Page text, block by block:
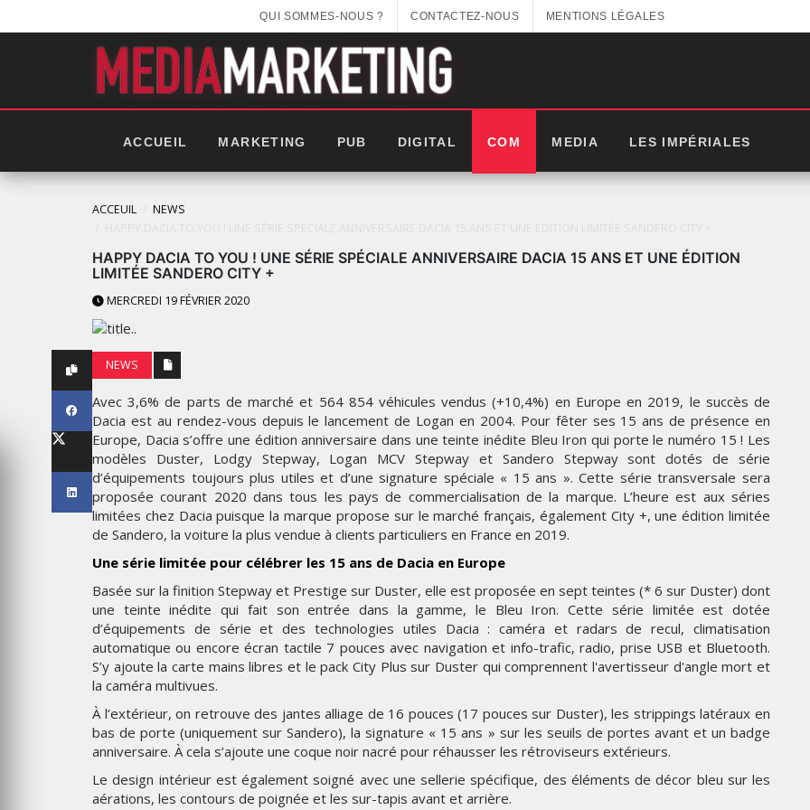
QUI SOMMES-NOUS ? CONTACTEZ-NOUS MENTIONS LÉGALES
ACCUEIL MARKETING PUB DIGITAL COM MEDIA LES IMPÉRIALES
ACCEUIL
NEWS
HAPPY DACIA TO YOU ! UNE SÉRIE SPÉCIALE ANNIVERSAIRE DACIA 15 ANS ET UNE ÉDITION
LIMITÉE SANDERO CITY +
MERCREDI 19 FÉVRIER 2020
NEWS
Avec 3,6% de parts de marché et 564 854 véhicules vendus (+10,4%) en Europe en 2019, le succès de
Dacia est au rendez-vous depuis le lancement de Logan en 2004. Pour fêter ses 15 ans de présence en
Europe, Dacia s’offre une édition anniversaire dans une teinte inédite Bleu Iron qui porte le numéro 15 ! Les
modèles Duster, Lodgy Stepway, Logan MCV Stepway et Sandero Stepway sont dotés de série
d’équipements toujours plus utiles et d’une signature spéciale « 15 ans ». Cette série transversale sera
proposée courant 2020 dans tous les pays de commercialisation de la marque. L’heure est aux séries
limitées chez Dacia puisque la marque propose sur le marché français, également City +, une édition limitée
de Sandero, la voiture la plus vendue à clients particuliers en France en 2019.
Une série limitée pour célébrer les 15 ans de Dacia en Europe
Basée sur la finition Stepway et Prestige sur Duster, elle est proposée en sept teintes (* 6 sur Duster) dont
une teinte inédite qui fait son entrée dans la gamme, le Bleu Iron. Cette série limitée est dotée
d’équipements de série et des technologies utiles Dacia : caméra et radars de recul, climatisation
automatique ou encore écran tactile 7 pouces avec navigation et info-trafic, radio, prise USB et Bluetooth.
S’y ajoute la carte mains libres et le pack City Plus sur Duster qui comprennent l'avertisseur d'angle mort et
la caméra multivues.
À l’extérieur, on retrouve des jantes alliage de 16 pouces (17 pouces sur Duster), les strippings latéraux en
bas de porte (uniquement sur Sandero), la signature « 15 ans » sur les seuils de portes avant et un badge
anniversaire. À cela s’ajoute une coque noir nacré pour réhausser les rétroviseurs extérieurs.
Le design intérieur est également soigné avec une sellerie spécifique, des éléments de décor bleu sur les
aérations, les contours de poignée et les sur-tapis avant et arrière.
LES IMPÉRIALES WEEK 2026
SOUS THÈME "DABA OR NEVER"
MARDI 27 JANVIER 2026
LES IMPÉRIALES WEEK 2025:
THE PARADIGM SHIFT –
BUSINESS. PEOPLE. TECH
VENDREDI 10 JANVIER 2025
: IKEA
MARKETING
EMIRATES CÉLÈBRE L’IDENTITÉ
DES ÉMIRATS AVEC UNE LIVRÉE
SPÉCIALE SUR SES AVIONS
EMBLÉMATIQUES
MARKETING
NIKE STUDIO FLEECE : UNE
NOUVELLE GÉNÉRATION DE
VÊTEMENTS DE SPORT PENSÉE
POUR LE QUOTIDIEN